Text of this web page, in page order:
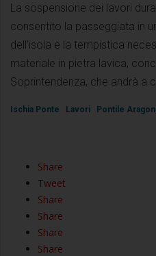
La sospensione dei lavori
consentito la passeggiata in
dell’isola e la tempistica
materiale in pietra lavica,
Soprintendenza, che andrà a
Ischia Ponte Lavori Pontile
Share
Tweet
Share
Share
Share
Share